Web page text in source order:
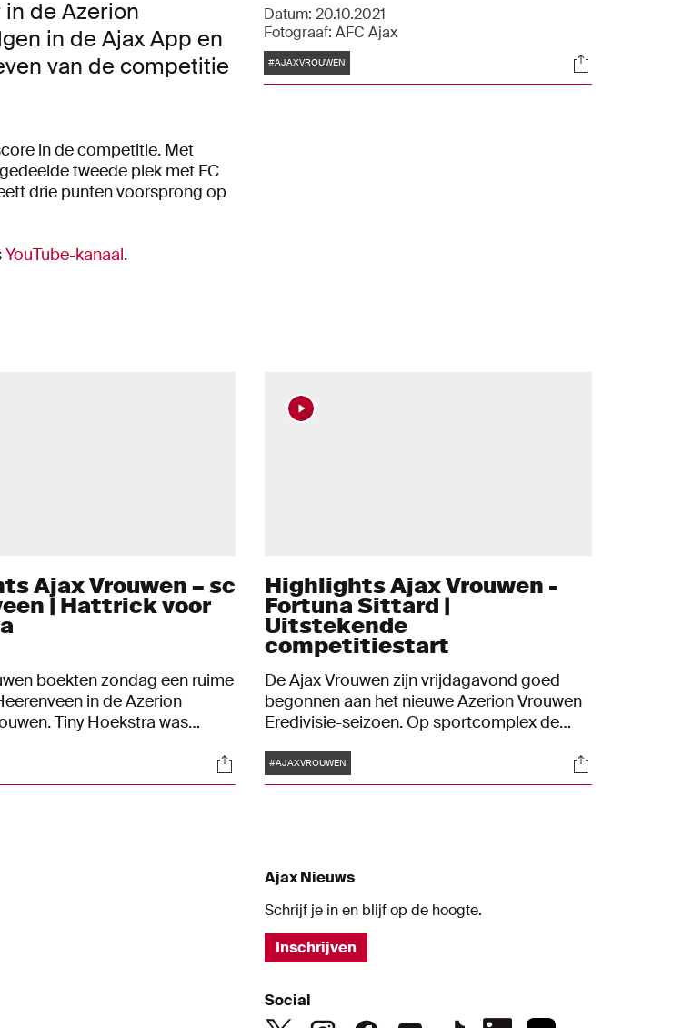
de Azerion
in de Ajax App en
van de competitie
Datum: 20.10.2021
Fotograaf: AFC Ajax
Tags
#AJAXVROUWEN Socials
in de competitie. Met
tweede plek met FC
drie punten voorsprong op
YouTube-kanaal.
Ajax Vrouwen – sc
| Hattrick voor
boekten zondag een ruime
in de Azerion
Tiny Hoekstra was
treffers kwamen van
Victoria Pelova, Nikita Tromp
Socials
Highlights Ajax Vrouwen -
Fortuna Sittard |
Uitstekende
competitiestart
De Ajax Vrouwen zijn vrijdagavond goed
begonnen aan het nieuwe Azerion Vrouwen
Eredivisie-seizoen. Op sportcomplex de
verslagen dankzij goals van Victoria Pelova
(2), Soraya Verhoeve en een eigen doelpunt
Tags
#AJAXVROUWEN Socials
Ajax Nieuws
Schrijf je in en blijf op de hoogte.
Inschrijven
Social